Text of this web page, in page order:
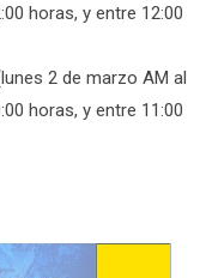
horas, y entre 12:00
2 de marzo AM al
horas, y entre 11:00